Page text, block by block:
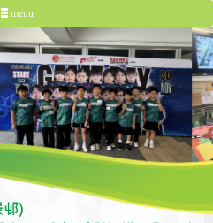
menu